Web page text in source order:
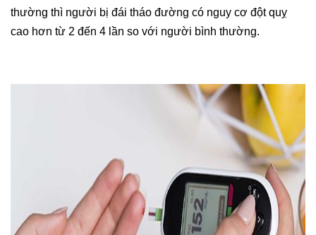
thường thì người bị đái tháo đường có nguy cơ đột quỵ
cao hơn từ 2 đến 4 lần so với người bình thường.